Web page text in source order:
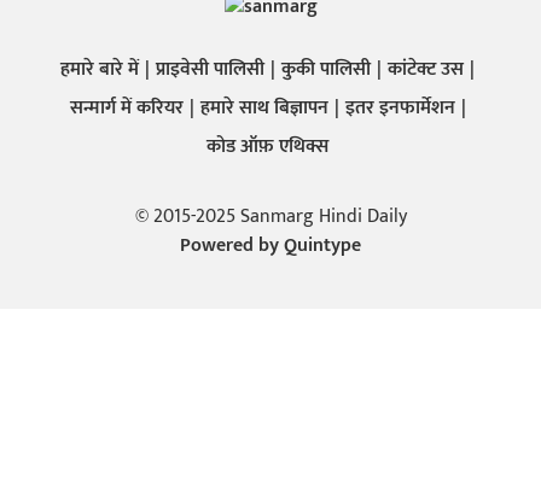
हमारे बारे में प्राइवेसी पालिसी कुकी पालिसी कांटेक्ट उस
सन्मार्ग में करियर हमारे साथ बिज्ञापन इतर इनफार्मेशन
कोड ऑफ़ एथिक्स
© 2015-2025 Sanmarg Hindi Daily
Powered byQuintype